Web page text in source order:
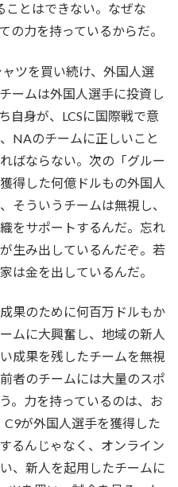
とはできない。なぜな
の力を持っているからだ。
ツを買い続け、外国人選
ームは外国人選手に投資し
自身が、LCSに国際戦で意
NAのチームに正しいこと
ばならない。次の「グルー
得した何億ドルもの外国人
そういうチームは無視し、
をサポートするんだ。忘れ
生み出しているんだぞ。若
は金を出しているんだ。
果のために何百万ドルもか
ムに大興奮し、地域の新人
成果を残したチームを無視
者のチームには大量のスポ
。力を持っているのは、お
が外国人選手を獲得した
るんじゃなく、オンライン
、新人を起用したチームに